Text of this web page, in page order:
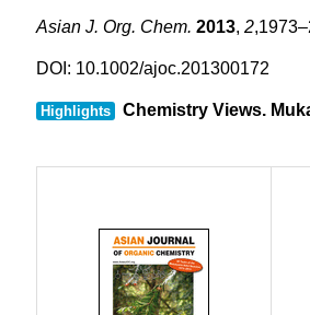
Asian J. Org. Chem. 2013, 2
DOI: 10.1002/ajoc.201300172
Highlights Chemistry Views.